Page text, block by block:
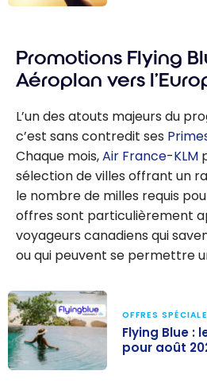
transférer des
Points-
Privilèges
d’American
Express
Promotions Flying
Aéroplan vers
L’un des atouts majeurs du
c’est sans contredit ses
Chaque mois,Air France-KLM
sélection de villes offrant un
le nombre de milles requis
offres sont particulièrement
voyageurs canadiens qui
ou qui peuvent se permettre
OFFRES
Flying Blue :
pour août